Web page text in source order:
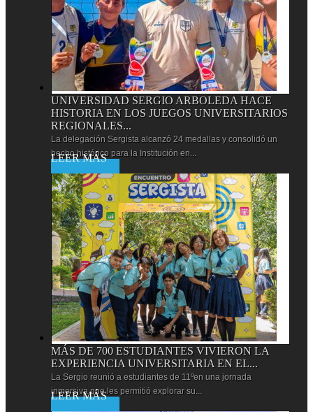
UNIVERSIDAD SERGIO ARBOLEDA HACE
HISTORIA EN LOS JUEGOS UNIVERSITARIOS
REGIONALES...
La delegación Sergista alcanzó 24 medallas y consolidó un
hecho histórico para la Institución en...
MÁS DE 700 ESTUDIANTES VIVIERON LA
EXPERIENCIA UNIVERSITARIA EN EL...
La Sergio reunió a estudiantes de 11ºen una jornada
inmersiva que les permitió explorar su...